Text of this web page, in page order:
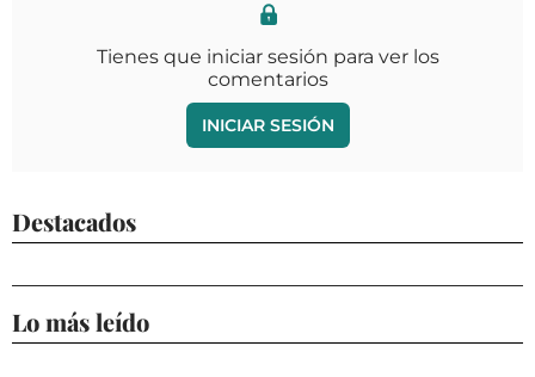
Tienes que iniciar sesión para ver los
comentarios
INICIAR SESIÓN
Destacados
Lo más leído